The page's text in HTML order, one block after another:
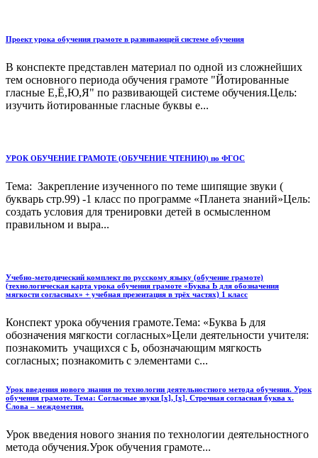
Проект урока обучения грамоте в развивающей системе обучения
В конспекте представлен материал по одной из сложнейших
тем основного периода обучения грамоте "Йотированные
гласные Е,Ё,Ю,Я" по развивающей системе обучения.Цель:
изучить йотированные гласные буквы е...
УРОК ОБУЧЕНИЕ ГРАМОТЕ (ОБУЧЕНИЕ ЧТЕНИЮ) по ФГОС
Тема: Закрепление изученного по теме шипящие звуки (
букварь стр.99) -1 класс по программе «Планета знаний»Цель:
создать условия для тренировки детей в осмысленном
правильном и выра...
Учебно-методический комплект по русскому языку (обучение грамоте)
(технологическая карта урока обучения грамоте «Буква Ь для обозначения
мягкости согласных» + учебная презентация в трёх частях) 1 класс
Конспект урока обучения грамоте.Тема: «Буква Ь для
обозначения мягкости согласных»Цели деятельности учителя:
познакомить учащихся с Ь, обозначающим мягкость
согласных; познакомить с элементами с...
Урок введения нового знания по технологии деятельностного метода обучения. Урок
обучения грамоте. Тема: Согласные звуки [х], [х]. Строчная согласная буква х.
Слова – междометия.
Урок введения нового знания по технологии деятельностного
метода обучения.Урок обучения грамоте...